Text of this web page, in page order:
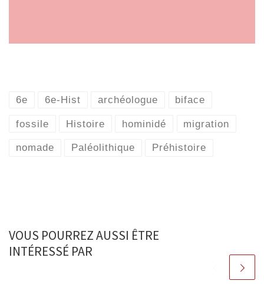
6e 6e-Hist archéologue biface
fossile Histoire hominidé migration
nomade Paléolithique Préhistoire
VOUS POURREZ AUSSI ÊTRE
INTÉRESSÉ PAR